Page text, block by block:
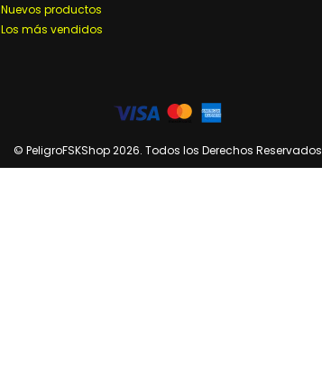
Nuevos productos
Los más vendidos
© PeligroFSKShop 2026. Todos los Derechos Reservados